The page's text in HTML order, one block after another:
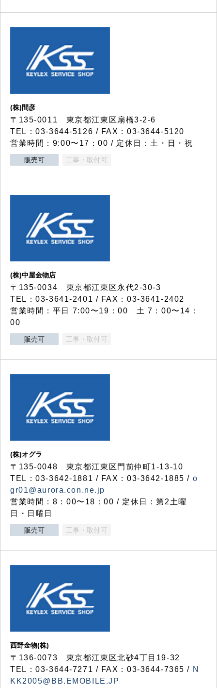
(株)間彦
〒135-0011 東京都江東区扇橋3-2-6
TEL：03-3644-5126 / FAX：03-3644-5120
営業時間：9:00〜17：00 / 定休日：土・日・祝
販売可 工事・取付可
(株)中屋金物店
〒135-0034 東京都江東区永代2-30-3
TEL：03-3641-2401 / FAX：03-3641-2402
営業時間：平日 7:00〜19：00 土 7：00〜14：
00
販売可 工事・取付可
(株)オグラ
〒135-0048 東京都江東区門前仲町1-13-10
TEL：03-3642-1881 / FAX：03-3642-1885 / o
gr01@aurora.con.ne.jp
営業時間：8：00〜18：00 / 定休日：第2土曜
日・日曜日
販売可 工事・取付可
西野金物(株)
〒136-0073 東京都江東区北砂4丁目19-32
TEL：03‐3644‐7271 / FAX：03-3644-7365 / N
KK2005@BB.EMOBILE.JP